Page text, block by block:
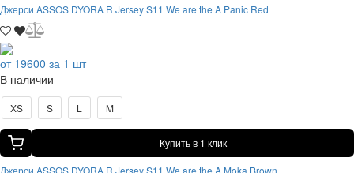
Джерси ASSOS DYORA R Jersey S11 We are the A Panic Red
от 19600 за 1 шт
В наличии
XS S L M
Купить в 1 клик
Джерси ASSOS DYORA R Jersey S11 We are the A Moka Brown